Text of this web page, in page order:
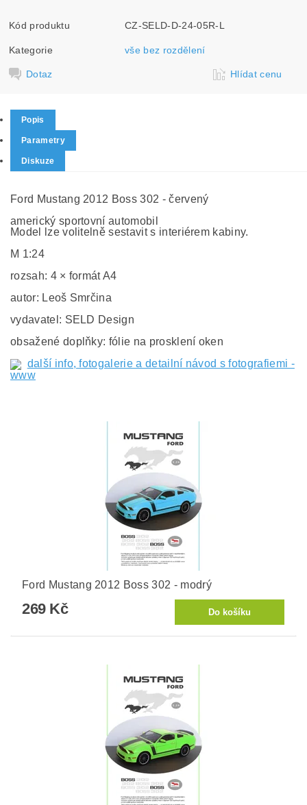
Kód produktu CZ-SELD-D-24-05R-L
Kategorie vše bez rozdělení
Dotaz Hlídat cenu
Popis
Parametry
Diskuze
Ford Mustang 2012 Boss 302 - červený
americký sportovní automobil
Model lze volitelně sestavit s interiérem kabiny.
M 1:24
rozsah: 4 × formát A4
autor: Leoš Smrčina
vydavatel: SELD Design
obsažené doplňky: fólie na prosklení oken
další info, fotogalerie a detailní návod s fotografiemi -
www
Ford Mustang 2012 Boss 302 - modrý
269 Kč